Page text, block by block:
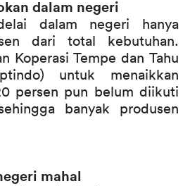
dalam negeri
dalam negeri hanya
dari total kebutuhan.
Koperasi Tempe dan Tahu
untuk menaikkan
persen pun belum diikuti
banyak produsen
mahal